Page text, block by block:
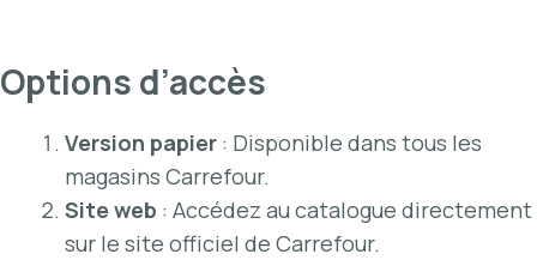
Options d’accès
Version papier : Disponible dans tous les
magasins Carrefour.
Site web : Accédez au catalogue directement
sur le site officiel de Carrefour.